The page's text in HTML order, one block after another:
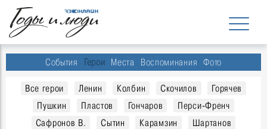
События Герои Места Воспоминания Фото
Все герои Ленин Колбин Скочилов
Горячев
Пушкин
Пластов Гончаров
Перси-Френч
Сафронов В.
Сытин Карамзин
Шартанов